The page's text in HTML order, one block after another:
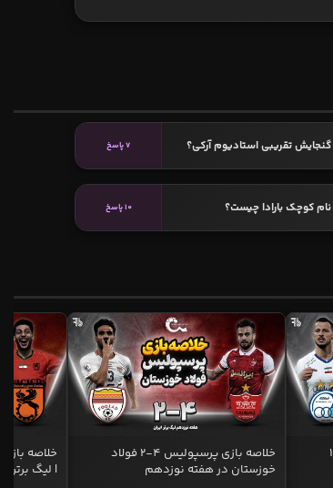
گنجایش تقریبی استادیوم آرکی؟ 7 پاسخ
نام کوچک بارادا چیست؟ 10 پاسخ
خلاصه بازی استقلال خوزستان 0-1
خلاصه بازی پرسپولیس 4-2 فولاد
خوزستان در هفته نوزدهم
| لیگ برتر